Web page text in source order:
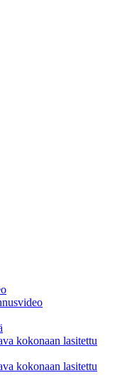
kokonaan lasitettu
kokonaan lasitettu